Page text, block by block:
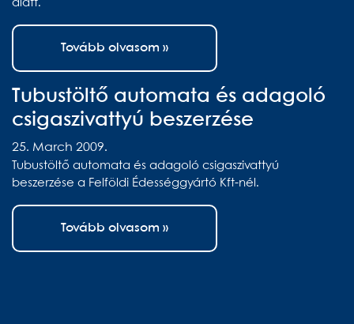
alatt.
Tovább olvasom »
Tubustöltő automata és adagoló
csigaszivattyú beszerzése
25. March 2009.
Tubustöltő automata és adagoló csigaszivattyú
beszerzése a Felföldi Édességgyártó Kft-nél.
Tovább olvasom »